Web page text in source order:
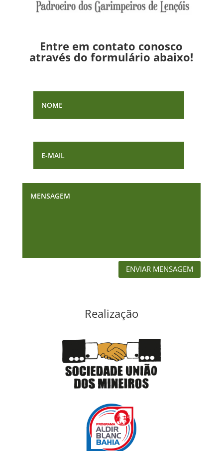
Entre em contato conosco
através do formulário abaixo!
ENVIAR MENSAGEM
Realização